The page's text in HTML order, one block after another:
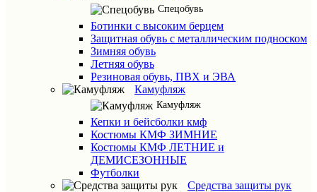
Спецобувь
Ботинки с высоким берцем
Защитная обувь с металлическим подноском
Зимняя обувь
Летняя обувь
Резиновая обувь, ПВХ и ЭВА
Камуфляж
Камуфляж
Кепки и бейсболки кмф
Костюмы КМФ ЗИМНИЕ
Костюмы КМФ ЛЕТНИЕ и
ДЕМИСЕЗОННЫЕ
Футболки
Средства защиты рук